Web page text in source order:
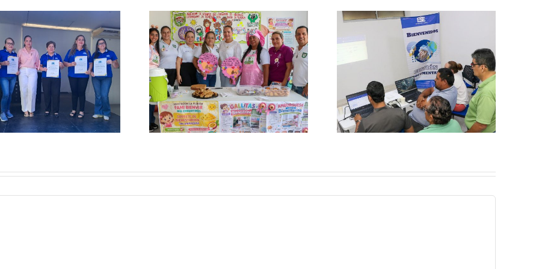
Neiva inicia la
celebración de la
Semana Mundial de la
Lactancia Materna con
feria gastronómica en el
CAIMI
Área de Gestión
Documental fortalece
las buenas prácticas
archivísticas de los
Equipos Básicos de
Salud
Equipos Básicos de
Salud consolidan su
impacto en los
territorios de Neiva